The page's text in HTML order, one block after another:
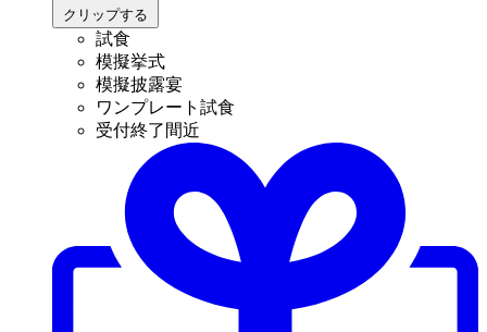
クリップする
試食
模擬挙式
模擬披露宴
ワンプレート試食
受付終了間近